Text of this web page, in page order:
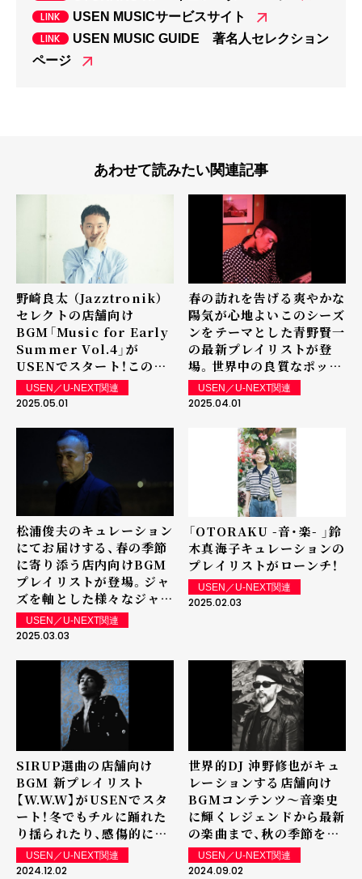
USEN MUSICサービスサイト
USEN MUSIC GUIDE 著名人セレクション
ページ
あわせて読みたい関連記事
野崎良太 （Jazztronik）
セレクトの店舗向け
BGM「Music for Early
Summer Vol.4」が
USENでスタート！この時
期にマッチする、スタイリ
ッシュで心地いい楽曲の
USEN／U-NEXT関連
2025.05.01
春の訪れを告げる爽やかな
陽気が心地よいこのシーズ
ンをテーマとした青野賢一
の最新プレイリストが登
場。世界中の良質なポップ
ス～インディ・ロック、そ
して現代のブラジル・シー
トで、耳障りのいいアコー
スティックな質感で空間を
包み込みます。
USEN／U-NEXT関連
2025.04.01
松浦俊夫のキュレーション
にてお届けする、春の季節
に寄り添う店内向けBGM
プレイリストが登場。ジャ
ズを軸とした様々なジャン
ルから春の訪れを感じさせ
る上質な楽曲に加え、ニュ
構成はディガーたちも垂涎
の内容に。ハイセンスな大
人が集うショップやサロ
ン、レストランなどの空間
演出にオススメです。
USEN／U-NEXT関連
2025.03.03
「OTORAKU -音・楽- 」鈴
木真海子キュレーションの
プレイリストがローンチ！
USEN／U-NEXT関連
2025.02.03
SIRUP選曲の店舗向け
BGM 新プレイリスト
【W.W.W】がUSENでスタ
ート！冬でもチルに踊れた
り揺られたり、感傷的にな
れたり身を任せられるよう
なセレクトをお届けしま
USEN／U-NEXT関連
2024.12.02
世界的DJ 沖野修也がキュ
レーションする店舗向け
BGMコンテンツ～音楽史
に輝くレジェンドから最新
の楽曲まで、秋の季節を彩
るエレガントにしてダンサ
ブルなセレクトが9月2日
USEN／U-NEXT関連
2024.09.02